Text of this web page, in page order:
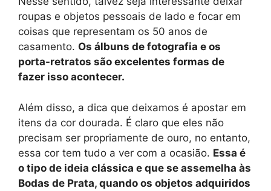
roupas e objetos pessoais de lado e focar em
coisas que representam os 50 anos de
casamento. Os álbuns de fotografia e os
porta-retratos são excelentes formas de
fazer isso acontecer.
Além disso, a dica que deixamos é apostar em
itens da cor dourada. É claro que eles não
precisam ser propriamente de ouro, no entanto,
essa cor tem tudo a ver com a ocasião. Essa é
o tipo de ideia clássica e que se assemelha às
Bodas de Prata, quando os objetos adquiridos